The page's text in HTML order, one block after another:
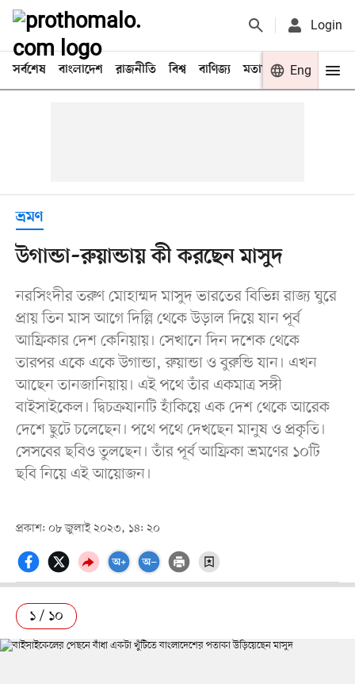
Login
সর্বশেষ বাংলাদেশ রাজনীতি বিশ্ব বাণিজ্য মতামত খেলা
Eng
ভ্রমণ
উগান্ডা–রুয়ান্ডায় কী করছেন মাসুদ
নরসিংদীর তরুণ মোহাম্মদ মাসুদ ভারতের বিভিন্ন রাজ্য ঘুরে
প্রায় তিন মাস আগে দিল্লি থেকে উড়াল দিয়ে যান পূর্ব
আফ্রিকার দেশ কেনিয়ায়। সেখানে দিন দশেক থেকে
তারপর একে একে উগান্ডা, রুয়ান্ডা ও বুরুন্ডি যান। এখন
আছেন তানজানিয়ায়। এই পথে তাঁর একমাত্র সঙ্গী
বাইসাইকেল। দ্বিচক্রযানটি হাঁকিয়ে এক দেশ থেকে আরেক
দেশে ছুটে চলেছেন। পথে পথে দেখছেন মানুষ ও প্রকৃতি।
সেসবের ছবিও তুলছেন। তাঁর পূর্ব আফ্রিকা ভ্রমণের ১০টি
ছবি নিয়ে এই আয়োজন।
প্রকাশ: ০৮ জুলাই ২০২৩, ১৪: ২০
১ / ১০